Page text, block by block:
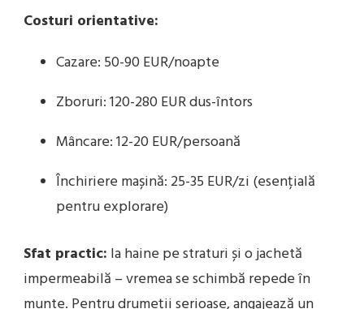
Costuri orientative:
Cazare: 50-90 EUR/noapte
Zboruri: 120-280 EUR dus-întors
Mâncare: 12-20 EUR/persoană
Închiriere mașină: 25-35 EUR/zi (esențială
pentru explorare)
Sfat practic: Ia haine pe straturi și o jachetă
impermeabilă – vremea se schimbă repede în